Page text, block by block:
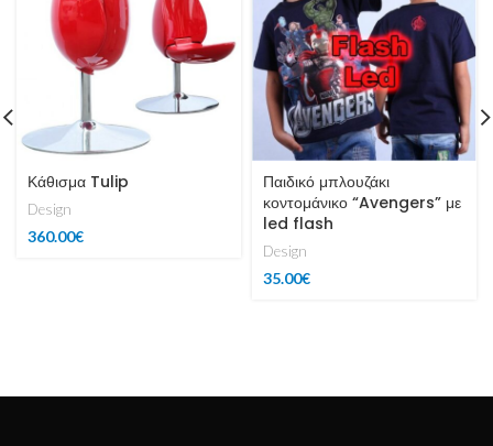
Κάθισμα Tulip
Design
360.00€
Παιδικό μπλουζάκι
κοντομάνικο “Avengers” με
led flash
Design
35.00€